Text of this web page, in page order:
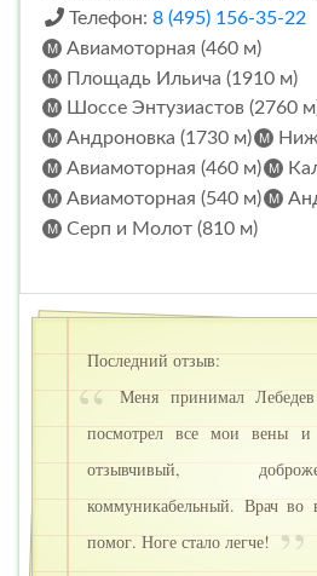
Телефон: 8 (495) 156-35-22
Авиамоторная (460 м)
Площадь Ильича (1910 м)
Шоссе Энтузиастов (2760
Андроновка (1730 м)
Авиамоторная (460 м)
Авиамоторная (540 м)
Серп и Молот (810 м)
Последний отзыв:
Меня принимал
посмотрел все мои вены
отзывчивый,
коммуникабельный. Врач во
помог. Ноге стало легче!